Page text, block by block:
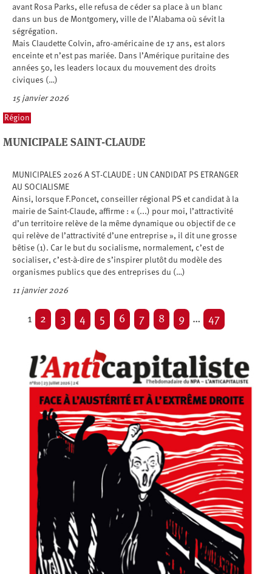
avant Rosa Parks, elle refusa de céder sa place à un blanc
dans un bus de Montgomery, ville de l’Alabama où sévit la
ségrégation.
Mais Claudette Colvin, afro-américaine de 17 ans, est alors
enceinte et n’est pas mariée. Dans l’Amérique puritaine des
années 50, les leaders locaux du mouvement des droits
civiques (…)
15 janvier 2026
Région
MUNICIPALE SAINT-CLAUDE
MUNICIPALES 2026 A ST-CLAUDE : UN CANDIDAT PS ETRANGER
AU SOCIALISME
Ainsi, lorsque F.Poncet, conseiller régional PS et candidat à la
mairie de Saint-Claude, affirme : « (...) pour moi, l’attractivité
d’un territoire relève de la même dynamique ou objectif de ce
qui relève de l’attractivité d’une entreprise », il dit une grosse
bêtise (1). Car le but du socialisme, normalement, c’est de
socialiser, c’est-à-dire de s’inspirer plutôt du modèle des
organismes publics que des entreprises du (…)
11 janvier 2026
1 2 3 4 5 6 7 8 9 … 47